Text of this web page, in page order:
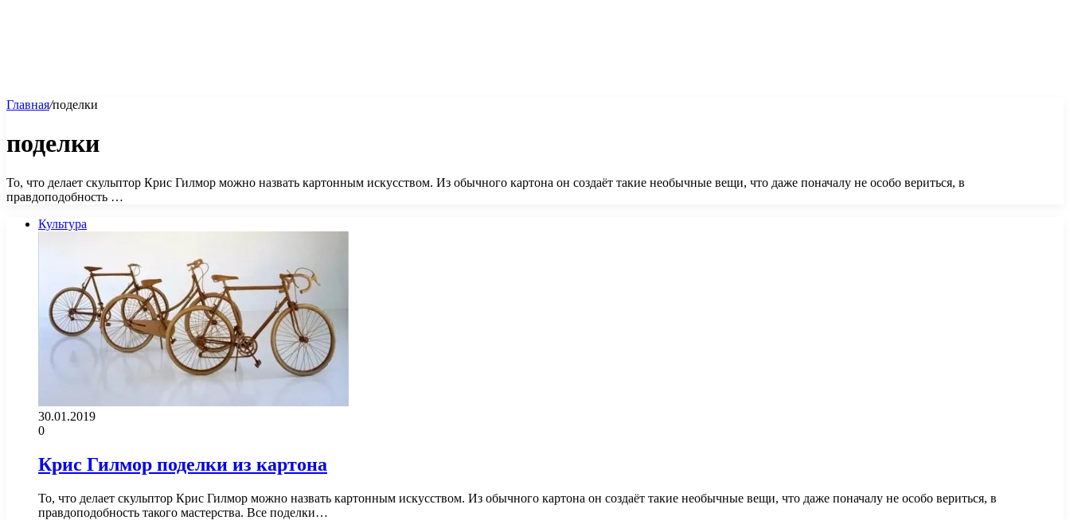
Главная/поделки
поделки
То, что делает скульптор Крис Гилмор можно назвать картонным искусством. Из обычного картона он создаёт такие необычные вещи, что даже поначалу не особо вериться, в
правдоподобность …
Культура
30.01.2019
0
Крис Гилмор поделки из картона
То, что делает скульптор Крис Гилмор можно назвать картонным искусством. Из обычного картона он создаёт такие необычные вещи, что даже поначалу не особо вериться, в
правдоподобность такого мастерства. Все поделки…